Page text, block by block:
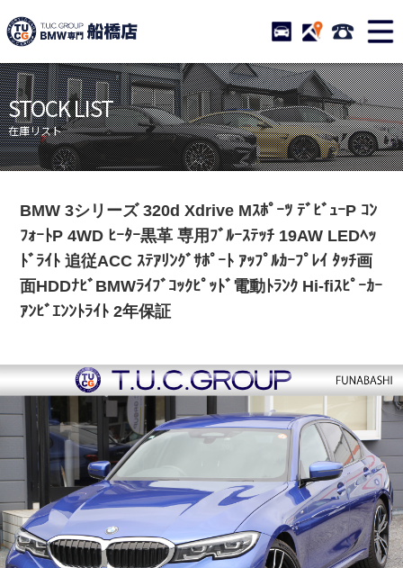
TUCグループ BMW専門
STOCK ACCESS 047-
ニュース
在庫リスト
目玉車両一覧
店舗紹介
保証＆サービス
アクセスマップ
特別作業について
オーダーサービス
買取無料査定
自動車保険
TUCとは？
リクルート
会社概要
STOCK LIST
在庫リスト
BMW 3シリーズ 320d Xdrive Mｽﾎﾟｰﾂ ﾃﾞﾋﾞｭｰP ｺﾝ
ﾌｫｰﾄP 4WD ﾋｰﾀｰ黒革 専用ﾌﾞﾙｰｽﾃｯﾁ 19AW LEDﾍｯ
ﾄﾞﾗｲﾄ 追従ACC ｽﾃｱﾘﾝｸﾞｻﾎﾟｰﾄ ｱｯﾌﾟﾙｶｰﾌﾟﾚｲ ﾀｯﾁ画
面HDDﾅﾋﾞBMWﾗｲﾌﾞｺｯｸﾋﾟｯﾄﾞ電動ﾄﾗﾝｸ Hi-fiｽﾋﾟｰｶｰ
ｱﾝﾋﾞｴﾝﾝﾄﾗｲﾄ 2年保証